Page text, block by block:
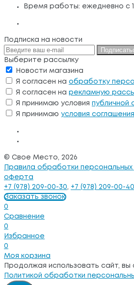
Время работы: ежедневно с
Подписка на новости
Выберите рассылку
Новости магазина
Я согласен на обработку
Я согласен на рекламную
Я принимаю условия публичной
Я принимаю условия соглашения
© Свое Место, 2026
Правила обработки персональных
оферта
+7 (978) 209-00-30, +7 (978) 209-00-40
Заказать звонок
0
Сравнение
0
Избранное
0
Моя корзина
Продолжая использовать сайт, вы
Политикой обработки